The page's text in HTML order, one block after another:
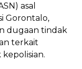
asal
Gorontalo,
dugaan tindak
terkait